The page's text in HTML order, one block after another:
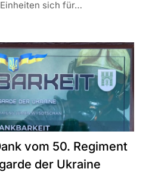
sich für…
vom 50. Regiment
der Ukraine